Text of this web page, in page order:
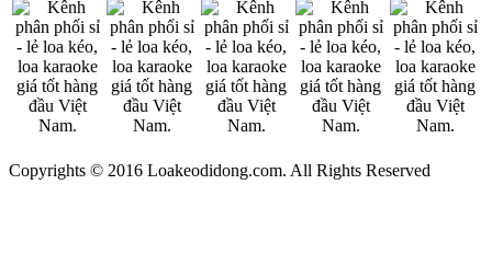
Copyrights © 2016 Loakeodidong.com. All Rights Reserved